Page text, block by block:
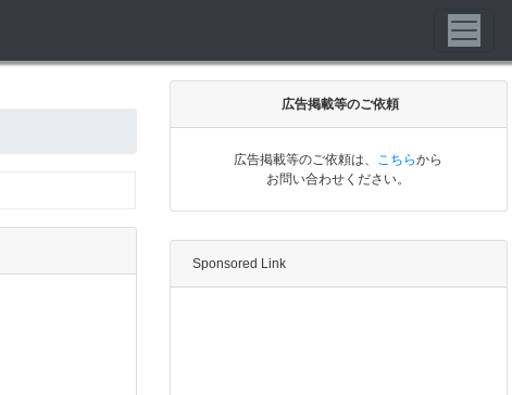
広告掲載等のご依頼
広告掲載等のご依頼は、 こちらから
お問い合わせください。
Sponsored Link